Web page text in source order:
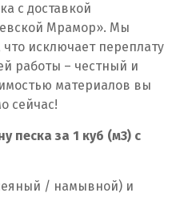
с доставкой
Мрамор». Мы
исключает переплату
работы – честный и
материалов вы
сейчас!
песка за 1 куб (м3) с
/ намывной) и